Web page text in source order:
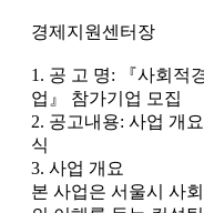
서울
경제지원센터장
1. 공 고 명: 『사회적
업』 참가기업 모집
2. 공고내용: 사업 개
식
3. 사업 개요
본 사업은 서울시 사